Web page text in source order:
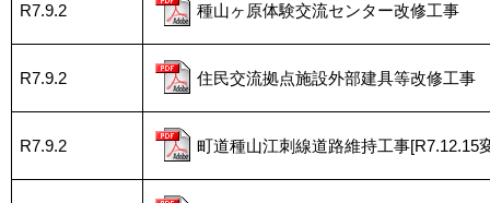
R7.9.2 種山ヶ原体験交流センター改修工事
R7.9.2 住民交流拠点施設外部建具等改修工事
R7.9.2 町道種山江刺線道路維持工事[R7.12.15